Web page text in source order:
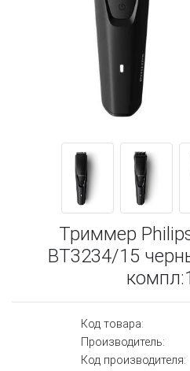
Триммер
BT3234/15
Код товара:
Производитель:
Код производителя: